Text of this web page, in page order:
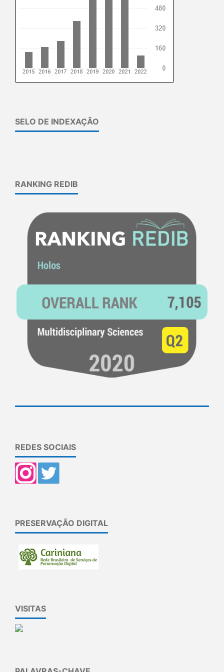
SELO DE INDEXAÇÃO
RANKING REDIB
REDES SOCIAIS
PRESERVAÇÃO DIGITAL
VISITAS